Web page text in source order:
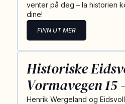
venter på deg – la historien
dine!
FINN UT MER
Historiske
Vormavegen
Henrik Wergeland og